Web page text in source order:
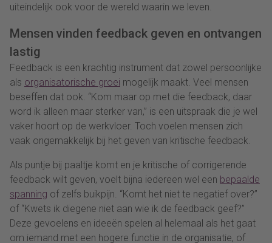
uiteindelijk ook voor de wereld waarin we leven.
Mensen vinden feedback geven en ontvangen
lastig
Feedback is een krachtig instrument dat zowel persoonlijke
als organisatorische groei mogelijk maakt. Veel mensen
beseffen dat ook. “Kom maar op met die feedback, daar
word ik alleen maar sterker van,” is een uitspraak die je wel
vaker hoort op de werkvloer. Toch voelen mensen zich
vaak ongemakkelijk bij het geven van kritische feedback.
Als puntje bij paaltje komt en je kritische of corrigerende
feedback wilt geven, voelt bijna iedereen wel een bepaalde
spanning of zelfs buikpijn. “Komt het niet te negatief over?”
of “Kwets ik diegene niet aan wie ik de feedback geef?”
Deze gevoelens en ideeën spelen al helemaal als het gaat
om iemand met een hogere functie in de organisatie, of